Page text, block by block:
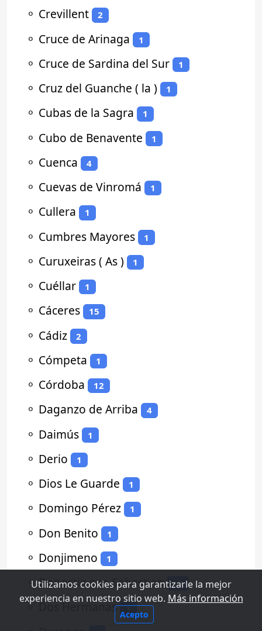
⚬ Crevillent 2
⚬ Cruce de Arinaga 1
⚬ Cruce de Sardina del Sur 1
⚬ Cruz del Guanche ( la ) 1
⚬ Cubas de la Sagra 1
⚬ Cubo de Benavente 1
⚬ Cuenca 4
⚬ Cuevas de Vinromá 1
⚬ Cullera 1
⚬ Cumbres Mayores 1
⚬ Curuxeiras ( As ) 1
⚬ Cuéllar 1
⚬ Cáceres 15
⚬ Cádiz 2
⚬ Cómpeta 1
⚬ Córdoba 12
⚬ Daganzo de Arriba 4
⚬ Daimús 1
⚬ Derio 1
⚬ Dios Le Guarde 1
⚬ Domingo Pérez 1
⚬ Don Benito 1
⚬ Donjimeno 1
⚬Donostia-san Sebastian 13
⚬Dos Hermanas 1
Utilizamos cookies para garantizarle la mejor
experiencia en nuestro sitio web. Más información
Acepto